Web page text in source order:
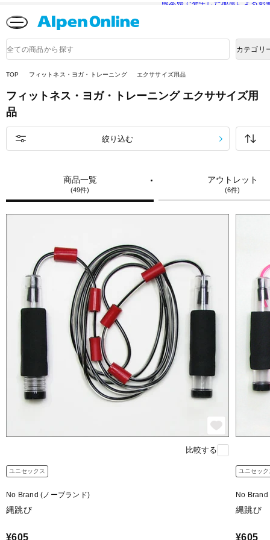
熊本県で発生した地震による影
品
検
カテゴリ
TOP フィットネス・ヨガ・トレーニング エクササイズ用品
フィットネス・ヨガ・トレーニング エクササイズ用
品
商品一覧
(49件)
アウトレット
(6件)
絞り込む
比較する
ユニセックス
No Brand (ノーブランド)
縄跳び
¥605
ユニセック
No Brand
縄跳び
¥605